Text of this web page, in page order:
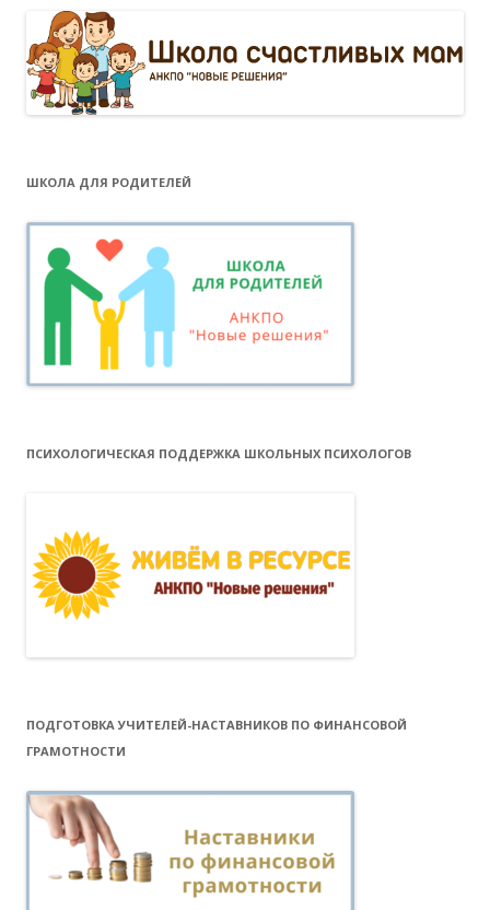
ШКОЛА ДЛЯ РОДИТЕЛЕЙ
ПСИХОЛОГИЧЕСКАЯ ПОДДЕРЖКА ШКОЛЬНЫХ ПСИХОЛОГОВ
ПОДГОТОВКА УЧИТЕЛЕЙ-НАСТАВНИКОВ ПО ФИНАНСОВОЙ
ГРАМОТНОСТИ